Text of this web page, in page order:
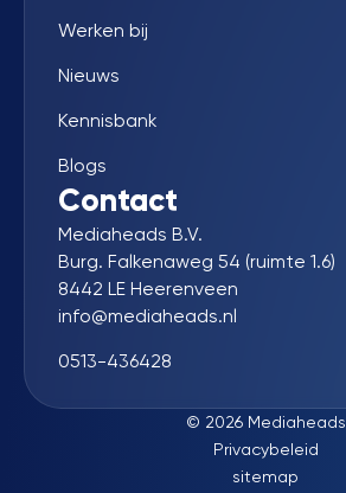
Werken bij
Nieuws
Kennisbank
Blogs
Contact
Mediaheads B.V.
Burg. Falkenaweg 54 (ruimte 1.6)
8442 LE Heerenveen
info@mediaheads.nl
0513-436428
© 2026 Mediaheads
Privacybeleid
sitemap